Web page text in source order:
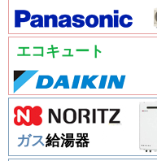
エコキュート
ガス給湯器